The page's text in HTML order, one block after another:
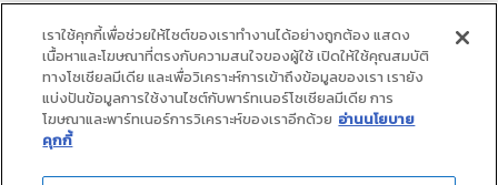
เราใช้คุกกี้เพื่อช่วยให้ไซต์ของเราทำงานได้อย่างถูกต้อง แสดง
เนื้อหาและโฆษณาที่ตรงกับความสนใจของผู้ใช้ เปิดให้ใช้คุณสมบัติ
ทางโซเชียลมีเดีย และเพื่อวิเคราะห์การเข้าถึงข้อมูลของเรา เรายัง
แบ่งปันข้อมูลการใช้งานไซต์กับพาร์ทเนอร์โซเชียลมีเดีย การ
โฆษณาและพาร์ทเนอร์การวิเคราะห์ของเราอีกด้วย อ่านนโยบาย
คุกกี้